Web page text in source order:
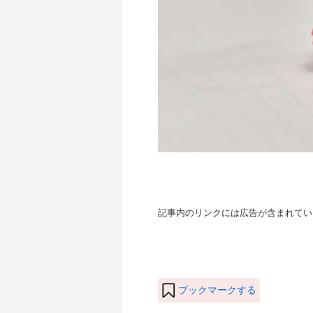
記事内のリンクには広告が含まれて
ブックマークする